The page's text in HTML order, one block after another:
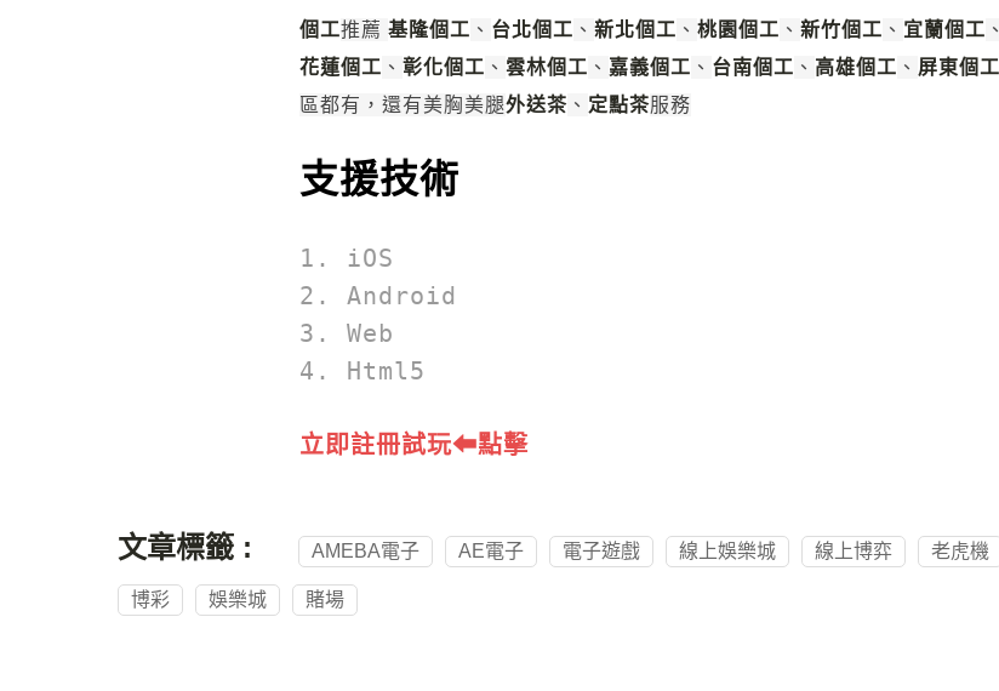
個工推薦 基隆個工 、 台北個工 、 新北個工 、 桃園個工 、 新竹個工 、 宜蘭個工 、
花蓮個工 、 彰化個工 、 雲林個工 、 嘉義個工 、 台南個工 、 高雄個工 、 屏東個工
區都有，還有美胸美腿外送茶 、 定點茶服務
支援技術
1. iOS
2. Android
3. Web
4. Html5
立即註冊試玩⬅︎點擊
文章標籤 : AMEBA電子 AE電子 電子遊戲 線上娛樂城 線上博弈 老虎機
博彩 娛樂城 賭場